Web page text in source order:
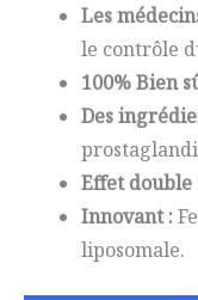
Les
le contrôle
100% Bien
Des
Effet double
Innovant :
liposomale.